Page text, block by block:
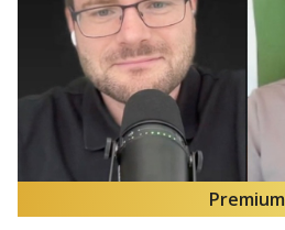
Premium